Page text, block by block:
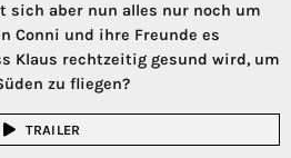
sich aber nun alles nur noch um
Conni und ihre Freunde es
Klaus rechtzeitig gesund wird, um
zu fliegen?
TRAILER